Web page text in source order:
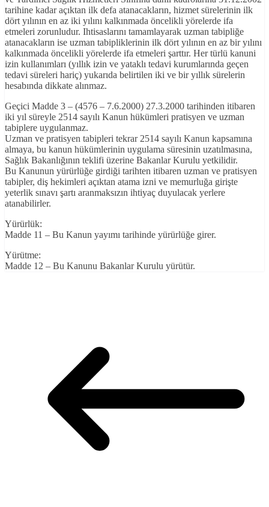
tarihine kadar açıktan ilk defa atanacakların, hizmet sürelerinin ilk
dört yılının en az iki yılını kalkınmada öncelikli yörelerde ifa
etmeleri zorunludur. Ihtisaslarını tamamlayarak uzman tabipliğe
atanacakların ise uzman tabipliklerinin ilk dört yılının en az bir yılını
kalkınmada öncelikli yörelerde ifa etmeleri şarttır. Her türlü kanuni
izin kullanımları (yıllık izin ve yataklı tedavi kurumlarında geçen
tedavi süreleri hariç) yukarıda belirtilen iki ve bir yıllık sürelerin
hesabında dikkate alınmaz.
Geçici Madde 3 – (4576 – 7.6.2000) 27.3.2000 tarihinden itibaren
iki yıl süreyle 2514 sayılı Kanun hükümleri pratisyen ve uzman
tabiplere uygulanmaz.
Uzman ve pratisyen tabipleri tekrar 2514 sayılı Kanun kapsamına
almaya, bu kanun hükümlerinin uygulama süresinin uzatılmasına,
Sağlık Bakanlığının teklifi üzerine Bakanlar Kurulu yetkilidir.
Bu Kanunun yürürlüğe girdiği tarihten itibaren uzman ve pratisyen
tabipler, diş hekimleri açıktan atama izni ve memurluğa girişte
yeterlik sınavı şartı aranmaksızın ihtiyaç duyulacak yerlere
atanabilirler.
Yürürlük:
Madde 11 – Bu Kanun yayımı tarihinde yürürlüğe girer.
Yürütme:
Madde 12 – Bu Kanunu Bakanlar Kurulu yürütür.